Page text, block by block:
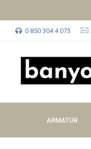
0 850 304 4 073
ARMATÜR